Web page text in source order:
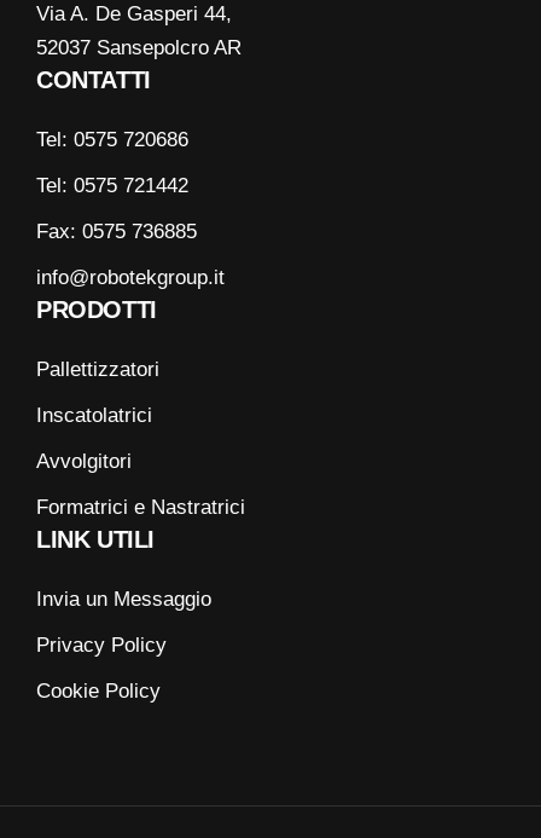
Via A. De Gasperi 44,
52037 Sansepolcro AR
CONTATTI
Tel: 0575 720686
Tel: 0575 721442
Fax: 0575 736885
info@robotekgroup.it
PRODOTTI
Pallettizzatori
Inscatolatrici
Avvolgitori
Formatrici e Nastratrici
LINK UTILI
Invia un Messaggio
Privacy Policy
Cookie Policy